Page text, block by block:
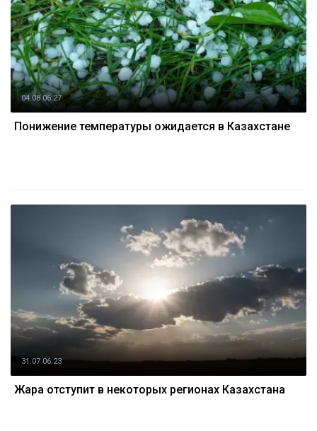
04.08 06:27
Понижение температуры ожидается в Казахстане
31.07 06:23
Жара отступит в некоторых регионах Казахстана